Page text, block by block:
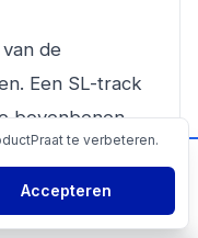
de
Een SL-track
bovenbenen.
de lage rug of
meer dekking.
klachten zich
te verbeteren.
Accepteren
Aanmelden